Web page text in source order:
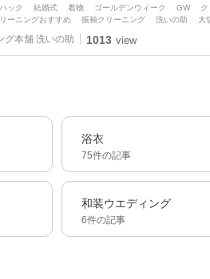
ック 結婚式 着物 ゴールデンウィーク GW
ーニングおすすめ
振袖クリーニング 洗いの助 大
グ本舗 洗いの助 1013 view
浴衣
75件の記事
和装ウエディング
6件の記事